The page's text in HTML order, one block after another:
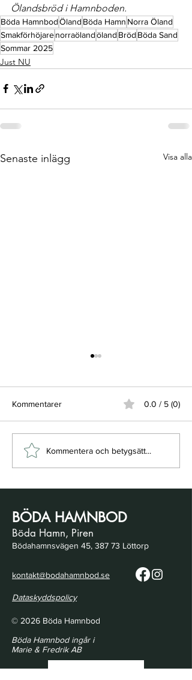
Ölandsbröd i Hamnboden.
Böda HamnbodÖland Böda Hamn Norra Öland
Smakförhöjarenorraölandöland Bröd Böda Sand
Sommar 2025
Just NU
Senaste inlägg Visa alla
Säsongen puttrar igång
Kommentarer 0.0 / 5 (0)
Kommentera och betygsätt...
BÖDA HAMNBOD
Böda Hamn, Piren
Bödahamnsvägen 45, 387 73 Löttorp
kontakt@bodahamnbod.se
Dataskyddspolicy
© 2026 Böda Hamnbod
Böda Hamnbod ingår i
Marie & Fredrik AB